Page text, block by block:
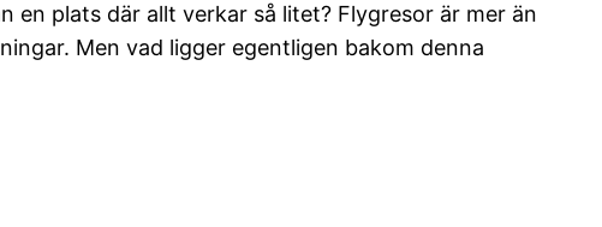
plats där allt verkar så litet? Flygresor är mer än
Men vad ligger egentligen bakom denna